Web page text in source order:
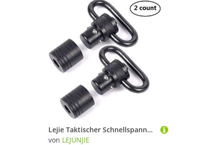
Lejie Taktischer Schnellspanner Heavy Duty Push Button QD Sling Swivel, 1.25' Loop (2er-Pack)
von LEJUNJIE